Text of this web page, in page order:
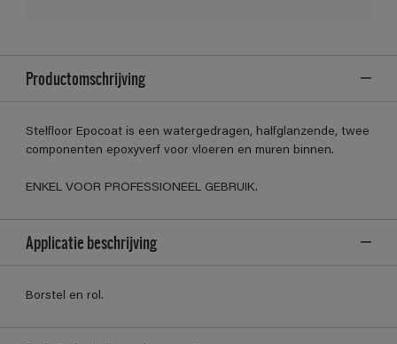
Productomschrijving
Stelfloor Epocoat is een watergedragen, halfglanzende, twee
componenten epoxyverf voor vloeren en muren binnen.
ENKEL VOOR PROFESSIONEEL GEBRUIK.
Applicatie beschrijving
Borstel en rol.